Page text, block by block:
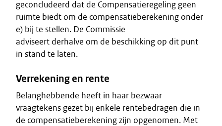
geconcludeerd dat de Compensatieregeling geen
ruimte biedt om de compensatieberekening onder
e) bij te stellen. De Commissie
adviseert derhalve om de beschikking op dit punt
in stand te laten.
Verrekening en rente
Belanghebbende heeft in haar bezwaar
vraagtekens gezet bij enkele rentebedragen die in
de compensatieberekening zijn opgenomen. Met